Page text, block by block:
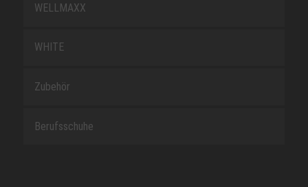
WELLMAXX
WHITE
Zubehör
Berufsschuhe